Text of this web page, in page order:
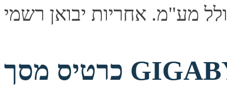
כרטיס מסך GIGABYTE AORUS Radeon